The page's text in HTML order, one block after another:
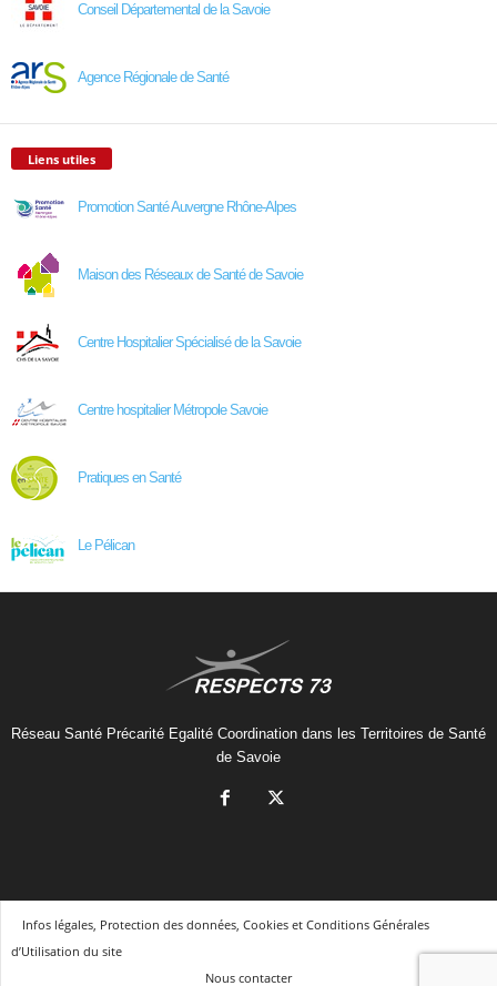
Conseil Départemental de la Savoie
Agence Régionale de Santé
Liens utiles
Promotion Santé Auvergne Rhône-Alpes
Maison des Réseaux de Santé de Savoie
Centre Hospitalier Spécialisé de la Savoie
Centre hospitalier Métropole Savoie
Pratiques en Santé
Le Pélican
Réseau Santé Précarité Egalité Coordination dans les Territoires de Santé
de Savoie
Infos légales, Protection des données, Cookies et Conditions Générales
d’Utilisation du site
Nous contacter